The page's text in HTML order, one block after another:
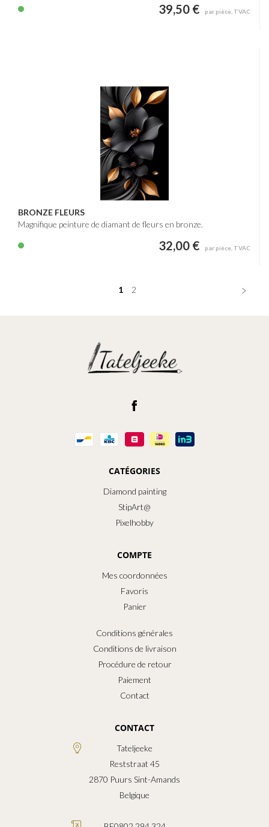
39,50 € par pièce, TVAC
BRONZE FLEURS
Magnifique peinture de diamant de fleurs en bronze.
32,00 € par pièce, TVAC
1 2
CATÉGORIES
Diamond painting
StipArt@
Pixelhobby
COMPTE
Mes coordonnées
Favoris
Panier
Conditions générales
Conditions de livraison
Procédure de retour
Paiement
Contact
CONTACT
Tateljeeke
Reststraat 45
2870 Puurs Sint-Amands
Belgique